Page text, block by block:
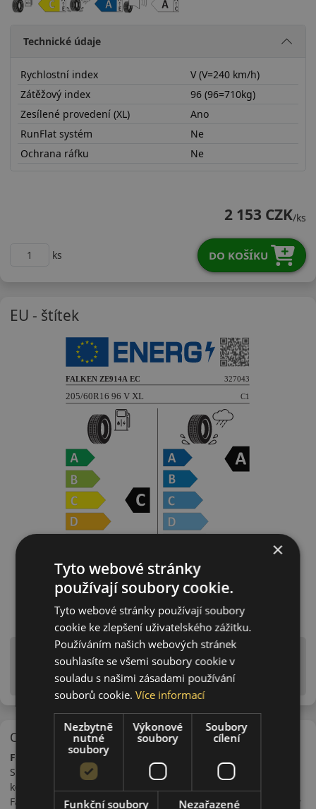
Technické údaje
Rychlostní index
V (V=240 km/h)
Zátěžový index
96 (96=710kg)
Zesílené provedení (XL)
Ano
RunFlat systém
Ne
Ochrana ráfku
Ne
2 153 CZK/ks
ks DO KOŠÍKU
O značce
Falken
Společnost Falken byla založena v roce 1983 japonským
koncernem Sumitomo. Koncern do kterého patří i značka
Falken vyrábí ve stejné továrně a na stejné lince i pneumatiky
EU - štítek
Upozornění! Hodnoty na štítku jsou pouze
informativního charakteru. Mohou být dodány pneumatiky
is EU štítky ve smyslu dosud platné (předchozí) legislativy.
×
Tyto webové stránky
používají soubory cookie.
Tyto webové stránky používají soubory
cookie ke zlepšení uživatelského zážitku.
Používáním našich webových stránek
souhlasíte se všemi soubory cookie v
souladu s našimi zásadami používání
souborů cookie.Více informací
Nezbytně
nutné
soubory
Výkonové
soubory
Soubory
cílení
Funkční soubory
Nezařazené